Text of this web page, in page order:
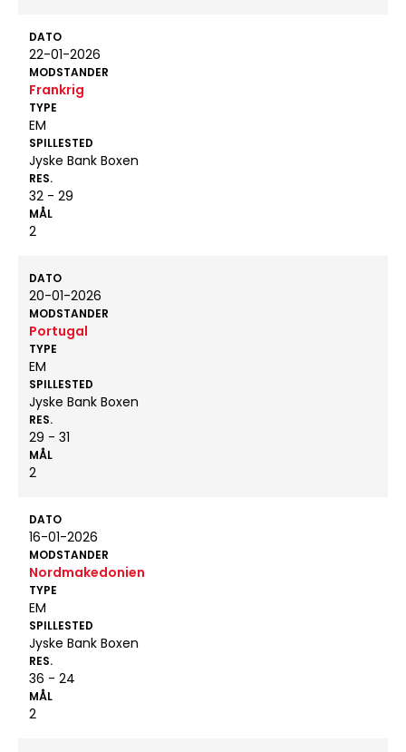
DATO
22-01-2026
MODSTANDER
Frankrig
TYPE
EM
SPILLESTED
Jyske Bank Boxen
RES.
32 - 29
MÅL
2
DATO
20-01-2026
MODSTANDER
Portugal
TYPE
EM
SPILLESTED
Jyske Bank Boxen
RES.
29 - 31
MÅL
2
DATO
16-01-2026
MODSTANDER
Nordmakedonien
TYPE
EM
SPILLESTED
Jyske Bank Boxen
RES.
36 - 24
MÅL
2